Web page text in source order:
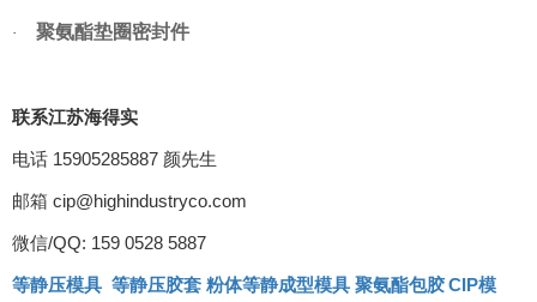
· 聚氨酯垫圈密封件
联系江苏海得实
电话 15905285887 颜先生
邮箱 cip@highindustryco.com
微信/QQ: 159 0528 5887
等静压模具 等静压胶套 粉体等静成型模具 聚氨酯包胶CIP模